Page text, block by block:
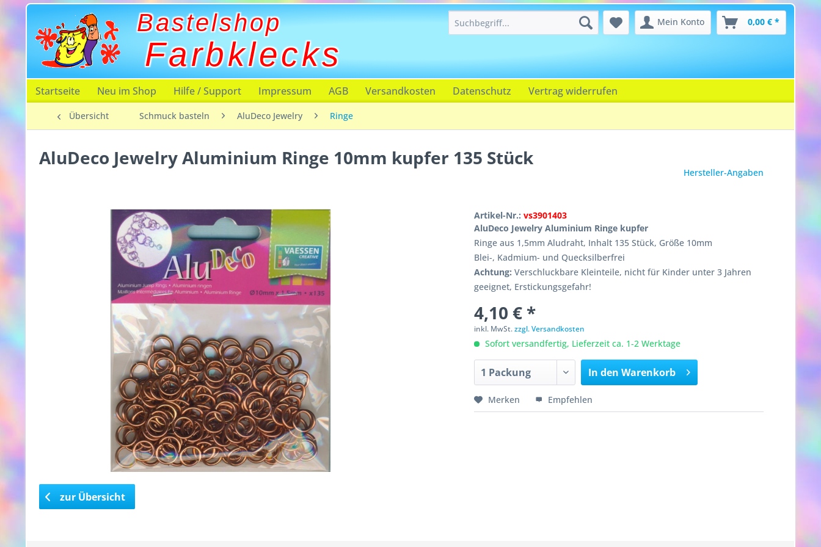
Bastelshop
Farbklecks
Mein Konto 0,00 € *
Startseite Neu im Shop Hilfe / Support Impressum AGB Versandkosten Datenschutz Vertrag widerrufen
Übersicht Schmuck basteln AluDeco Jewelry Ringe
AluDeco Jewelry Aluminium Ringe 10mm kupfer 135 Stück
Hersteller-Angaben
Artikel-Nr.: vs3901403
AluDeco Jewelry Aluminium Ringe kupfer
Ringe aus 1,5mm Aludraht, Inhalt 135 Stück, Größe 10mm
Blei-, Kadmium- und Quecksilberfrei
Achtung: Verschluckbare Kleinteile, nicht für Kinder unter 3 Jahren
geeignet, Erstickungsgefahr!
4,10 € *
inkl. MwSt.zzgl. Versandkosten
Sofort versandfertig, Lieferzeit ca. 1-2 Werktage
In den Warenkorb
Merken Empfehlen
zur Übersicht